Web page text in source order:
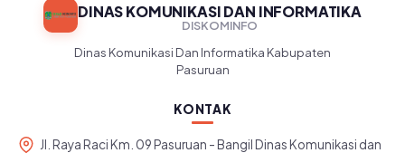
DINAS KOMUNIKASI DAN INFORMATIKA
DISKOMINFO
Dinas Komunikasi Dan Informatika Kabupaten
Pasuruan
KONTAK
Jl. Raya Raci Km. 09 Pasuruan - Bangil Dinas Komunikasi dan